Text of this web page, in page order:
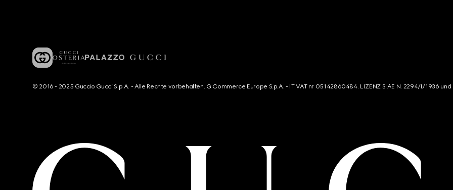
© 2016 - 2025 Guccio Gucci S.p.A. - Alle Rechte vorbehalten. G Commerce Europe S.p.A. - IT VAT nr 05142860484. LIZENZ SIAE N. 2294/I/1936